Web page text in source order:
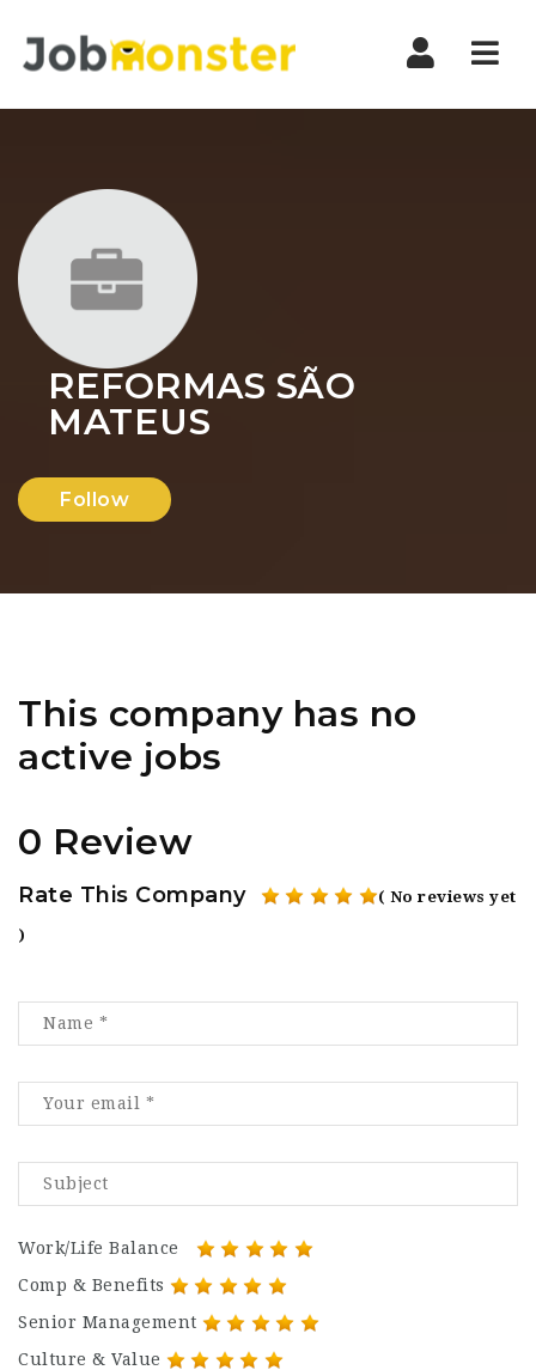
REFORMAS SÃO
MATEUS
Follow
This company has no
active jobs
0 Review
Rate This Company ( No reviews yet
)
Work/Life Balance
Comp & Benefits
Senior Management
Culture & Value